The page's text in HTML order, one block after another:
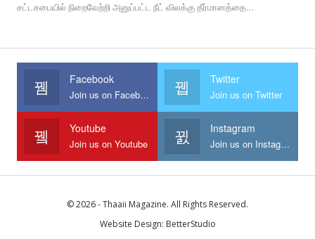
சட்டசபையில் நிறைவேற்றி அனுப்பட்ட நீட் விலக்கு தீர்மானத்தை…
Facebook
Join us on Facebook
Twitter
Join us on Twitter
Youtube
Join us on Youtube
Instagram
Join us on Instagram
© 2026 - Thaaii Magazine. All Rights Reserved.
Website Design: BetterStudio